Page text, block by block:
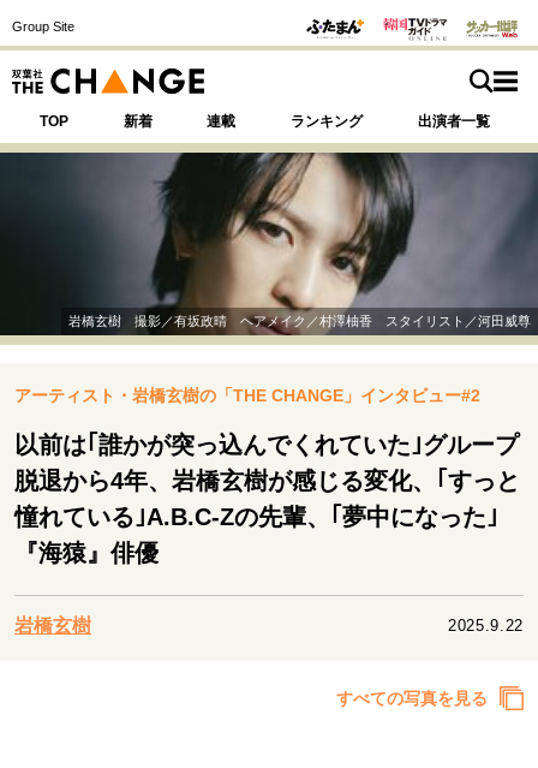
Group Site
TOP 新着 連載 ランキング 出演者一覧
注目の記事テーマで探す
運命を変えた出会い 決断の裏側
挫折からの再起
表現者の葛藤
人生が動いた日 10代の挫折と原点
キャリア・働き方
大人の学び直し
岩橋玄樹 撮影／有坂政晴 ヘアメイク／村澤柚香 スタイリスト／河田威尊
アーティスト・岩橋玄樹の「THE CHANGE」インタビュー#2
以前は｢誰かが突っ込んでくれていた｣グループ
脱退から4年、岩橋玄樹が感じる変化、｢すっと
憧れている｣A.B.C-Zの先輩、｢夢中になった｣
『海猿』俳優
岩橋玄樹 2025.9.22
すべての写真を見る